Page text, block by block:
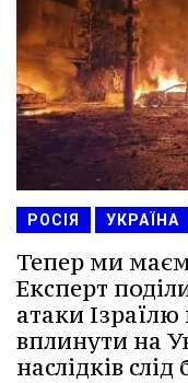
РОСІЯ УКРАЇНА
Тепер ми
Експерт
атаки
вплинути на
наслідків